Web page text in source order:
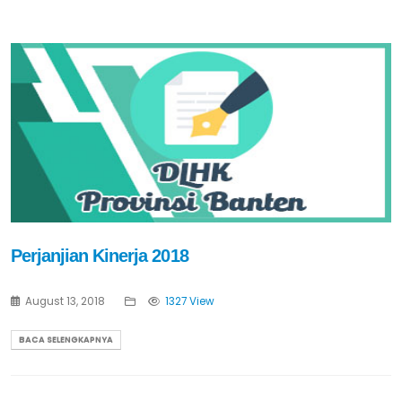
Perjanjian Kinerja 2018
August 13, 2018 1327 View
BACA SELENGKAPNYA